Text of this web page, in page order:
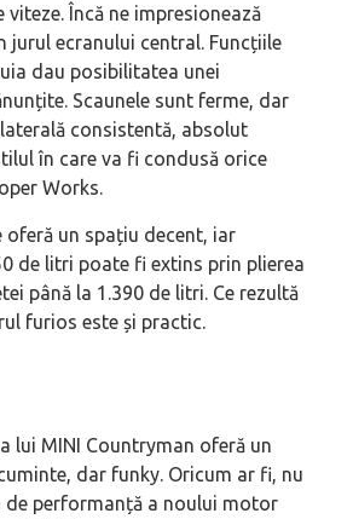
Încă ne impresionează
jurul ecranului central. Funcțiile
dau posibilitatea unei
Scaunele sunt ferme, dar
consistentă, absolut
în care va fi condusă orice
Works.
oferă un spațiu decent, iar
de litri poate fi extins prin plierea
până la 1.390 de litri. Ce rezultă
furios este și practic.
lui MINI Countryman oferă un
dar funky. Oricum ar fi, nu
de performanță a noului motor